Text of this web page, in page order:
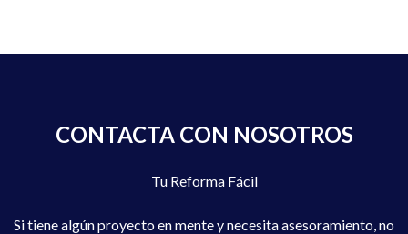
CONTACTA CON NOSOTROS
Tu Reforma Fácil
Si tiene algún proyecto en mente y necesita asesoramiento, no